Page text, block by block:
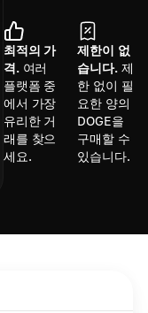
최적의 가
격. 여러
플랫폼 중
에서 가장
유리한 거
래를 찾으
세요.
제한이 없
습니다. 제
한 없이 필
요한 양의
DOGE을
구매할 수
있습니다.